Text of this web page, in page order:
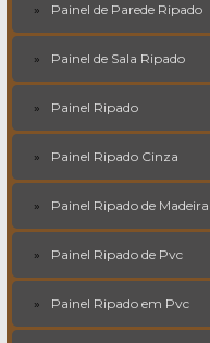
Painel de Parede Ripado
Painel de Sala Ripado
Painel Ripado
Painel Ripado Cinza
Painel Ripado de Madeira
Painel Ripado de Pvc
Painel Ripado em Pvc